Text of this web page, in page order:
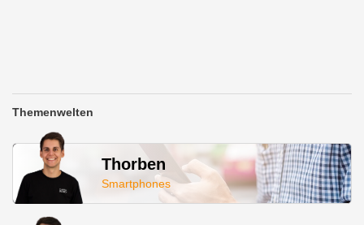
Themenwelten
Thorben
Smartphones